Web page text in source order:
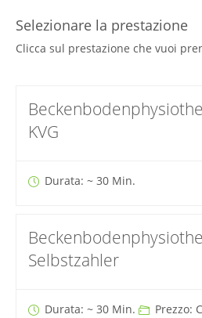
Selezionare la prestazione
Clicca sul prestazione che vuoi
KVG
Durata: ~ 30 Min.
Selbstzahler
Durata: ~ 30 Min. Prezzo: